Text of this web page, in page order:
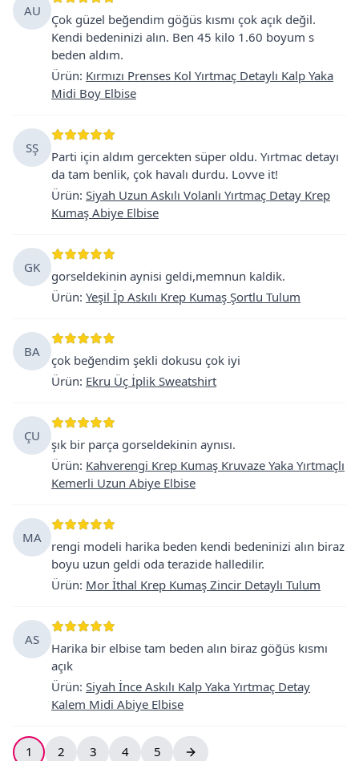
AU
Çok güzel beğendim göğüs kısmı çok açık değil.
Kendi bedeninizi alın. Ben 45 kilo 1.60 boyum s
beden aldım.
Ürün: Kırmızı Prenses Kol Yırtmaç Detaylı Kalp Yaka
Midi Boy Elbise
SŞ
Parti için aldım gercekten süper oldu. Yırtmac detayı
da tam benlik, çok havalı durdu. Lovve it!
Ürün: Siyah Uzun Askılı Volanlı Yırtmaç Detay Krep
Kumaş Abiye Elbise
GK
gorseldekinin aynisi geldi,memnun kaldik.
Ürün: Yeşil İp Askılı Krep Kumaş Şortlu Tulum
BA
çok beğendim şekli dokusu çok iyi
Ürün: Ekru Üç İplik Sweatshirt
ÇU
şık bir parça gorseldekinin aynısı.
Ürün: Kahverengi Krep Kumaş Kruvaze Yaka Yırtmaçlı
Kemerli Uzun Abiye Elbise
MA
rengi modeli harika beden kendi bedeninizi alın biraz
boyu uzun geldi oda terazide halledilir.
Ürün: Mor İthal Krep Kumaş Zincir Detaylı Tulum
AS
Harika bir elbise tam beden alın biraz göğüs kısmı
açık
Ürün: Siyah İnce Askılı Kalp Yaka Yırtmaç Detay
Kalem Midi Abiye Elbise
1 2 3 4 5